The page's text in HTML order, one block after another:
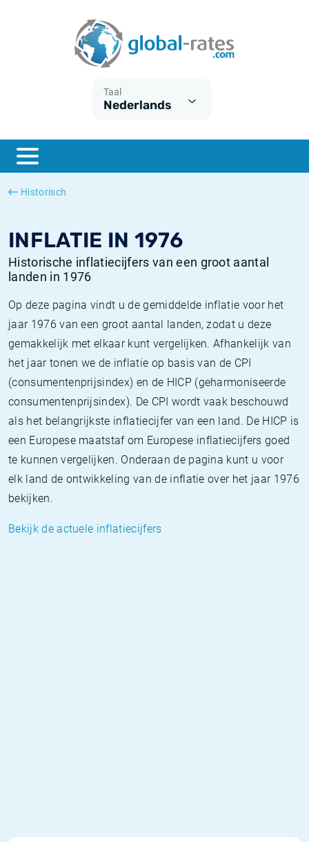
Taal
Nederlands
Historisch
INFLATIE IN 1976
Historische inflatiecijfers van een groot aantal
landen in 1976
Op deze pagina vindt u de gemiddelde inflatie voor het
jaar 1976 van een groot aantal landen, zodat u deze
gemakkelijk met elkaar kunt vergelijken. Afhankelijk van
het jaar tonen we de inflatie op basis van de CPI
(consumentenprijsindex) en de HICP (geharmoniseerde
consumentenprijsindex). De CPI wordt vaak beschouwd
als het belangrijkste inflatiecijfer van een land. De HICP is
een Europese maatstaf om Europese inflatiecijfers goed
te kunnen vergelijken. Onderaan de pagina kunt u voor
elk land de ontwikkeling van de inflatie over het jaar 1976
bekijken.
Bekijk de actuele inflatiecijfers
ESTER
SONIA
Wat is CPI inflatie?
Wat is HICP inflatie?
Nederlandse inflatie - CPI
Amerikaanse inflatie - CPI
Euribor historie
SOFR historie
TONAR historie
Inflatiecalculator